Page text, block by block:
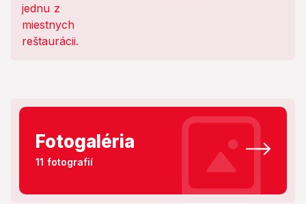
Fotogaléria
11 fotografií